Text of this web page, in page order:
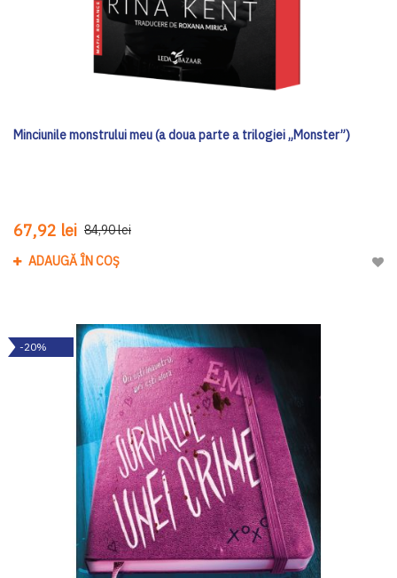
Minciunile monstrului meu (a doua parte a trilogiei „Monster”)
67,92 lei 84,90 lei
ADAUGĂ ÎN COȘ
-20%